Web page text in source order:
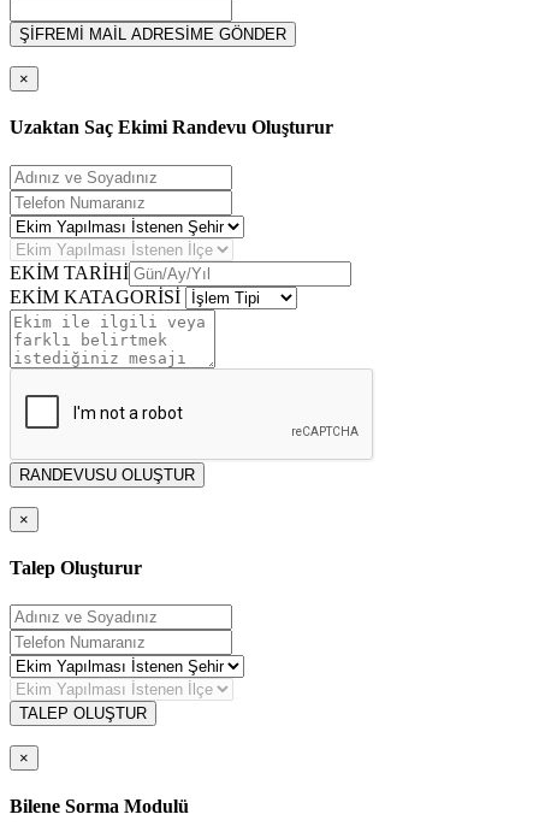
ŞİFREMİ MAİL ADRESİME GÖNDER
×
Uzaktan Saç Ekimi Randevu Oluşturur
EKİM TARİHİ
EKİM KATAGORİSİ
RANDEVUSU OLUŞTUR
×
Talep Oluşturur
TALEP OLUŞTUR
×
Bilene Sorma Modulü